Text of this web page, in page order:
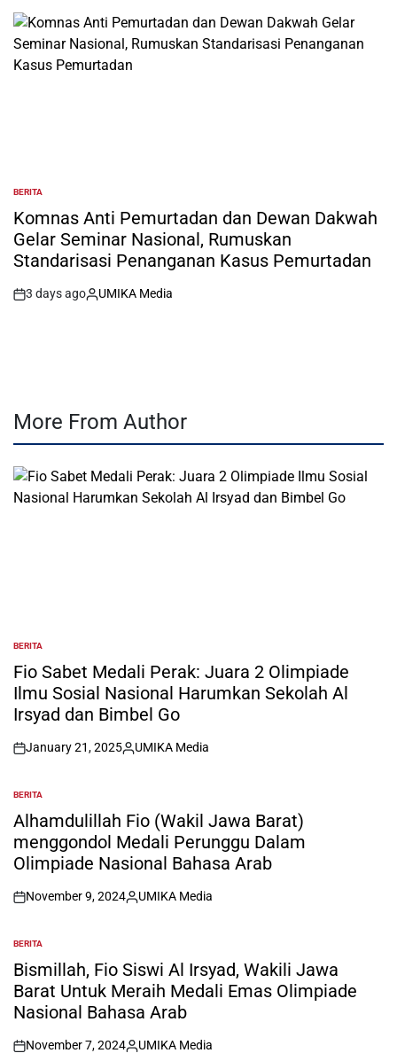
POSTED
IN
BERITA
Komnas Anti Pemurtadan dan Dewan Dakwah
Gelar Seminar Nasional, Rumuskan
Standarisasi Penanganan Kasus Pemurtadan
on
3 days ago
Posted
UMIKA Media
More From Author
POSTED
IN
BERITA
Fio Sabet Medali Perak: Juara 2 Olimpiade
Ilmu Sosial Nasional Harumkan Sekolah Al
Irsyad dan Bimbel Go
on
January 21, 2025
Posted
UMIKA Media
POSTED
IN
BERITA
Alhamdulillah Fio (Wakil Jawa Barat)
menggondol Medali Perunggu Dalam
Olimpiade Nasional Bahasa Arab
on
November 9, 2024
Posted
UMIKA Media
POSTED
IN
BERITA
Bismillah, Fio Siswi Al Irsyad, Wakili Jawa
Barat Untuk Meraih Medali Emas Olimpiade
Nasional Bahasa Arab
on
November 7, 2024
Posted
UMIKA Media